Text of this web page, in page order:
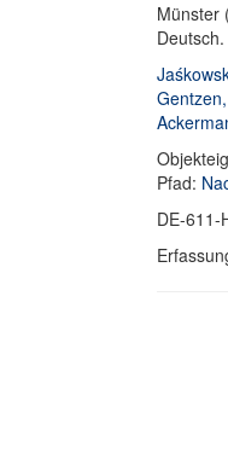
Münster
Pfad:
DE-611-